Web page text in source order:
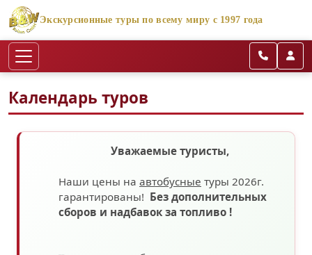
Экскурсионные туры по всему миру с 1997 года
Календарь туров
Уважаемые туристы,
Наши цены на автобусные туры 2026г.
гарантированы! Без дополнительных
сборов и надбавок за топливо !